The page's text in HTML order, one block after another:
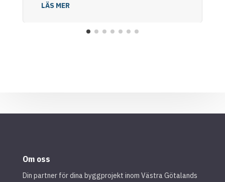
LÄS MER
Om oss
Din partner för dina byggprojekt inom Västra Götalands